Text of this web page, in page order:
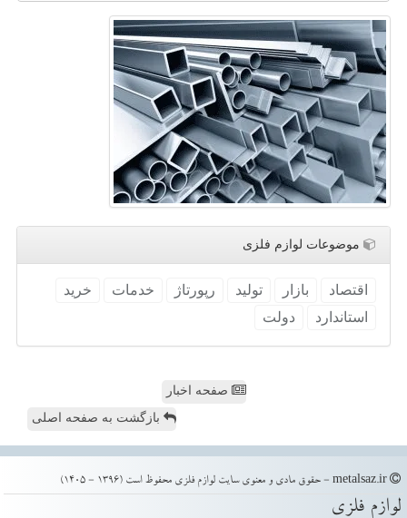
موضوعات لوازم فلزی
اقتصاد بازار تولید رپورتاژ خدمات
خرید
استاندارد
دولت
صفحه اخبار
بازگشت به صفحه اصلی
لوازم فلزی